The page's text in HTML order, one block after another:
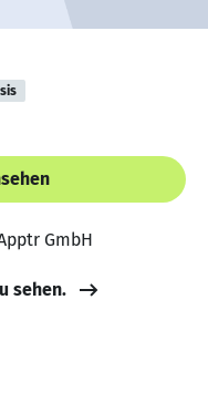
GmbH
sehen.